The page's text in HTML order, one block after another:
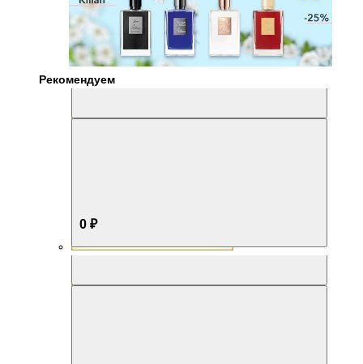
Рекомендуем
0 ₽